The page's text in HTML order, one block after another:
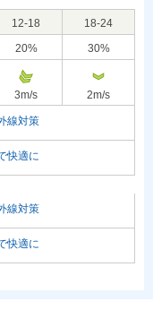
12-18
18-24
20% 30%
3m/s 2m/s
線対策
快適に
線対策
快適に